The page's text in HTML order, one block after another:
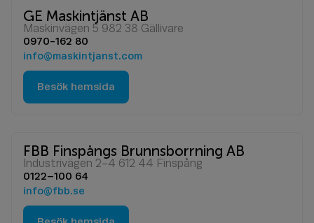
GE Maskintjänst AB
Maskinvägen 5 982 38 Gällivare
0970-162 80
info@maskintjanst.com
Besök hemsida
FBB Finspångs Brunnsborrning AB
Industrivägen 2-4 612 44 Finspång
0122–100 64
info@fbb.se